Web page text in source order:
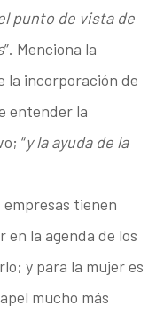
punto de vista de
”. Menciona la
la incorporación de
entender la
“y la ayuda de la
empresas tienen
la agenda de los
y para la mujer es
mucho más